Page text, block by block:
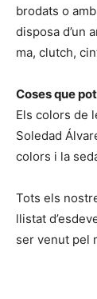
brodats o
disposa d’un
ma, clutch,
Coses que
Els colors de
Soledad
colors i la
Tots els
llistat
ser venut pel